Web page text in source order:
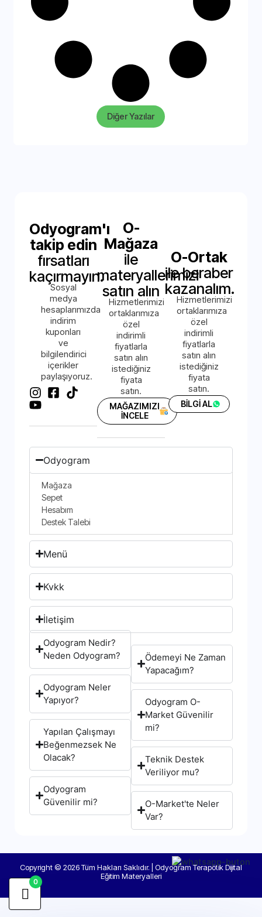
Diğer Yazılar
Odyogram'ı
takip edin
fırsatları
kaçırmayın.
Sosyal
medya
hesaplarımızda
indirim
kuponları
ve
bilgilendirici
içerikler
paylaşıyoruz.
O-
Mağaza
ile
materyallerimizi
satın alın
Hizmetlerimizi
ortaklarımıza
özel
indirimli
fiyatlarla
satın alın
istediğiniz
fiyata
satın.
MAĞAZIMIZI
İNCELE
O-Ortak
ile beraber
kazanalım.
Hizmetlerimizi
ortaklarımıza
özel
indirimli
fiyatlarla
satın alın
istediğiniz
fiyata
satın.
BİLGİ AL
Odyogram
Mağaza
Sepet
Hesabım
Destek Talebi
Menü
Kvkk
İletişim
Odyogram Nedir?
Neden Odyogram?
Odyogram Neler
Yapıyor?
Yapılan Çalışmayı
Beğenmezsek Ne
Olacak?
Odyogram
Güvenilir mi?
Ödemeyi Ne Zaman
Yapacağım?
Odyogram O-
Market Güvenilir
mi?
Teknik Destek
Veriliyor mu?
O-Market'te Neler
Var?
Copyright © 2026 Tüm Hakları Saklıdır. | Odyogram Terapötik Dijital
Eğitim Materyalleri
0